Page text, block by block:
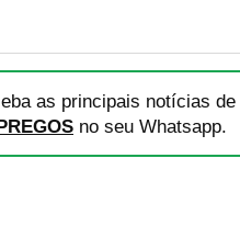
as principais notícias de
no seu Whatsapp.